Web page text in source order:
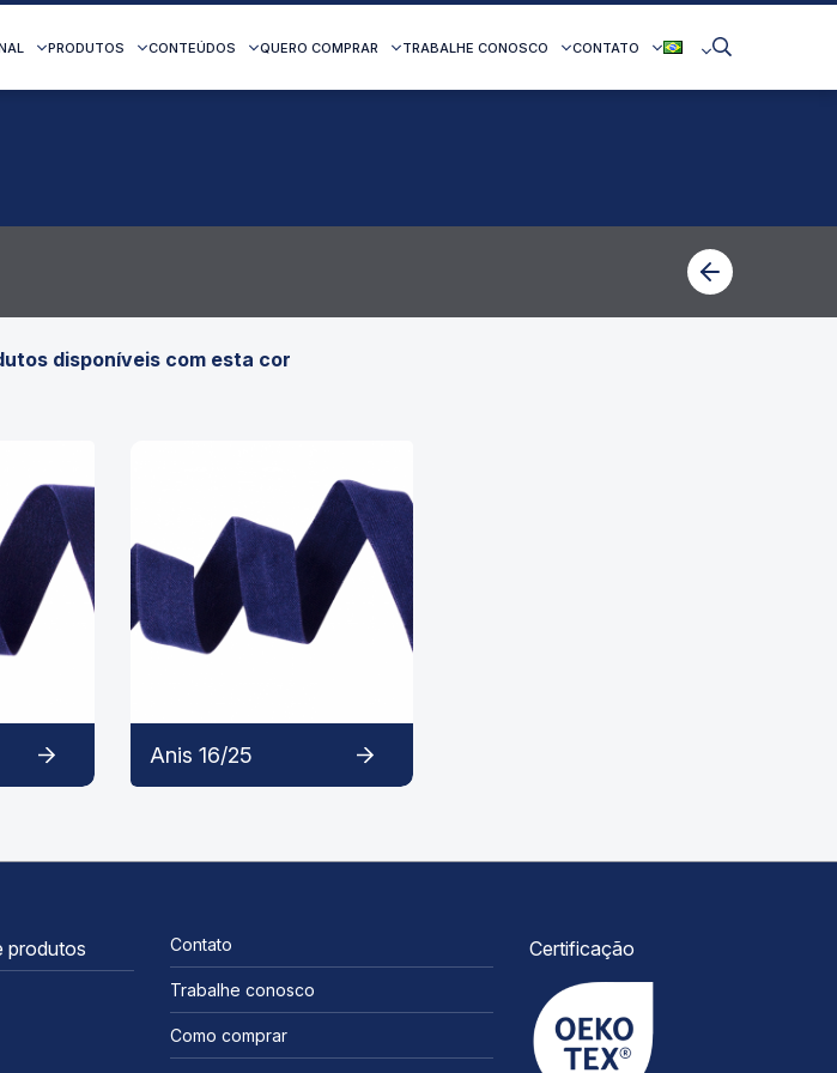
PRODUTOS CONTEÚDOS QUERO COMPRAR TRABALHE CONOSCO CONTATO
disponíveis com esta cor
Anis 16/25
produtos Contato
Trabalhe conosco
Como comprar
Certificação